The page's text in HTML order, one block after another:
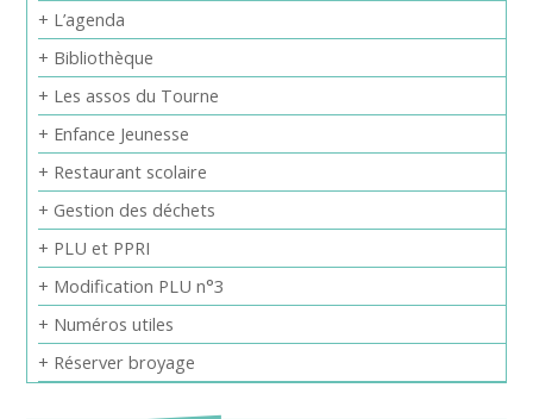
+ L’agenda
+ Bibliothèque
+ Les assos du Tourne
+ Enfance Jeunesse
+ Restaurant scolaire
+ Gestion des déchets
+ PLU et PPRI
+ Modification PLU n°3
+ Numéros utiles
+ Réserver broyage